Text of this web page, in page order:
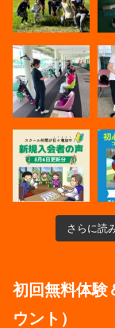
さらに読
初回無料体験
ウント）